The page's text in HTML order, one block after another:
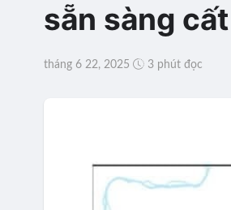
sẵn sàng
tháng 6 22, 2025 3 phút đọc